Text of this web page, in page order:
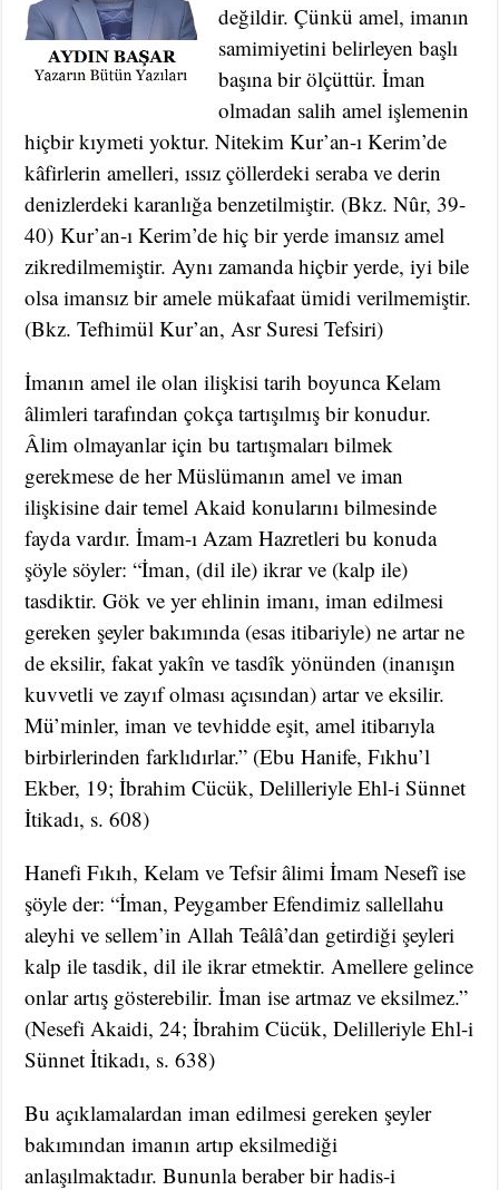
değildir. Çünkü amel, imanın
samimiyetini belirleyen başlı
başına bir ölçüttür. İman
olmadan salih amel işlemenin
hiçbir kıymeti yoktur. Nitekim Kur’an-ı Kerim’de
kâfirlerin amelleri, ıssız çöllerdeki seraba ve derin
denizlerdeki karanlığa benzetilmiştir. (Bkz. Nûr, 39-
40) Kur’an-ı Kerim’de hiç bir yerde imansız amel
zikredilmemiştir. Aynı zamanda hiçbir yerde, iyi bile
olsa imansız bir amele mükafaat ümidi verilmemiştir.
(Bkz. Tefhimül Kur’an, Asr Suresi Tefsiri)
İmanın amel ile olan ilişkisi tarih boyunca Kelam
âlimleri tarafından çokça tartışılmış bir konudur.
Âlim olmayanlar için bu tartışmaları bilmek
gerekmese de her Müslümanın amel ve iman
ilişkisine dair temel Akaid konularını bilmesinde
fayda vardır. İmam-ı Azam Hazretleri bu konuda
şöyle söyler: “İman, (dil ile) ikrar ve (kalp ile)
tasdiktir. Gök ve yer ehlinin imanı, iman edilmesi
gereken şeyler bakımında (esas itibariyle) ne artar ne
de eksilir, fakat yakîn ve tasdîk yönünden (inanışın
kuvvetli ve zayıf olması açısından) artar ve eksilir.
Mü’minler, iman ve tevhidde eşit, amel itibarıyla
birbirlerinden farklıdırlar.” (Ebu Hanife, Fıkhu’l
Ekber, 19; İbrahim Cücük, Delilleriyle Ehl-i Sünnet
İtikadı, s. 608)
Hanefi Fıkıh, Kelam ve Tefsir âlimi İmam Nesefî ise
şöyle der: “İman, Peygamber Efendimiz sallellahu
aleyhi ve sellem’in Allah Teâlâ’dan getirdiği şeyleri
kalp ile tasdik, dil ile ikrar etmektir. Amellere gelince
onlar artış gösterebilir. İman ise artmaz ve eksilmez.”
(Nesefi Akaidi, 24; İbrahim Cücük, Delilleriyle Ehl-i
Sünnet İtikadı, s. 638)
Bu açıklamalardan iman edilmesi gereken şeyler
bakımından imanın artıp eksilmediği
anlaşılmaktadır. Bununla beraber bir hadis-i